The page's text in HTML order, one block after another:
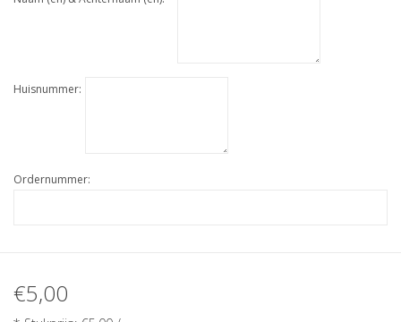
Huisnummer:
Ordernummer:
€5,00